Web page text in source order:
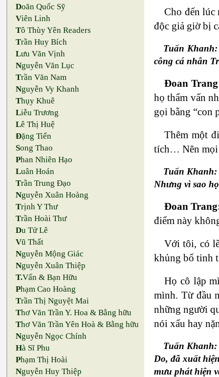
Doãn Quốc Sỹ
Viên Linh
Tô Thùy Yên Readers
Trần Huy Bích
Lưu Văn Vịnh
Nguyễn Văn Lục
Trần Văn Nam
Nguyễn Vy Khanh
Thụy Khuê
Liễu Trương
Lê Thị Huệ
Đặng Tiến
Song Thao
Phan Nhiên Hạo
Luân Hoán
Trần Trung Đạo
Nguyễn Xuân Hoàng
Trịnh Y Thư
Trần Hoài Thư
Du Tử Lê
Vũ Thất
Nguyễn Mộng Giác
Nguyễn Xuân Thiệp
T.Vấn & Bạn Hữu
Phạm Cao Hoàng
Trần Thị Nguyệt Mai
Thơ Văn Trần Y. Hoa & Bằng hữu
Thơ Văn Trần Yên Hoà & Bằng hữu
Nguyễn Ngọc Chính
Hà Sĩ Phu
Phạm Thị Hoài
Nguyễn Huy Thiệp
Cho đến lúc
độc giả giờ bị
Tuấn
công cá nhân
Đoan
họ thẩm vấn
gọi bằng “con
Thêm một
tích… Nên mọi
Tuấn Khanh:
Nhưng vì sao
Đoan
điểm này
Với tôi, có
khủng bố tinh
Họ cô lập
mình. Từ đầu
những người
nói xấu hay
Tuấn
Do, đã xuất
mưu phát hiện